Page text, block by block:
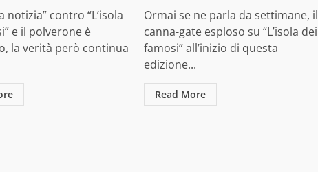
notizia” contro “L’isola
e il polverone è
la verità però continua
Ormai se ne parla da settimane, il
canna-gate esploso su “L’isola dei
famosi” all’inizio di questa
edizione...
Read More